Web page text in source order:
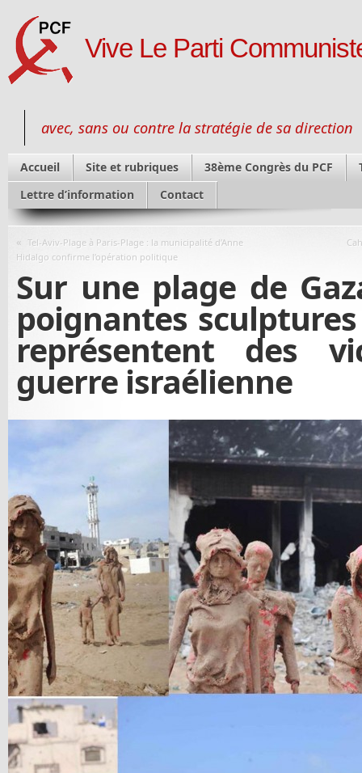
Vive Le Parti
avec, sans ou contre la stratégie de sa direction
Accueil Site et rubriques 38ème Congrès du PCF
Lettre d’information
Contact
« Tel-Aviv-Plage à Paris-Plage : la municipalité d’Anne
Hidalgo confirme l’opération politique
Sur une plage de
poignantes sculptures
représentent des
guerre israélienne